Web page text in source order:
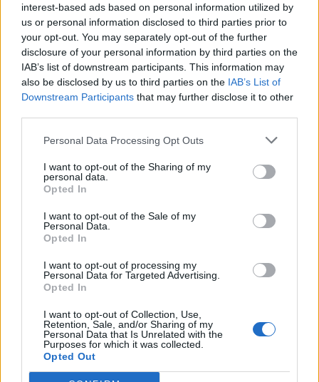
interest-based ads based on personal information utilized by
us or personal information disclosed to third parties prior to
your opt-out. You may separately opt-out of the further
disclosure of your personal information by third parties on the
IAB’s list of downstream participants. This information may
also be disclosed by us to third parties on the IAB’s List of
Downstream Participants that may further disclose it to other
Personal Data Processing Opt Outs
I want to opt-out of the Sharing of my
personal data.
Opted In
I want to opt-out of the Sale of my
Personal Data.
Opted In
I want to opt-out of processing my
Personal Data for Targeted Advertising.
Opted In
I want to opt-out of Collection, Use,
Retention, Sale, and/or Sharing of my
Personal Data that Is Unrelated with the
Purposes for which it was collected.
Opted Out